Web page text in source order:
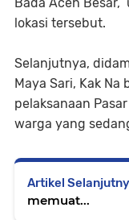
lokasi tersebut.
Selanjutnya,
Maya Sari, Kak
pelaksanaan
warga yang
Artikel
memuat...